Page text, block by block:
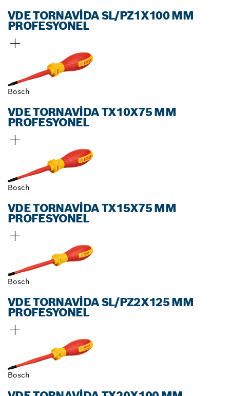
VDE TORNAVIDA SL/PZ1X100 MM
PROFESYONEL
Bosch
VDE TORNAVIDA TX10X75 MM
PROFESYONEL
Bosch
VDE TORNAVIDA TX15X75 MM
PROFESYONEL
Bosch
VDE TORNAVIDA SL/PZ2X125 MM
PROFESYONEL
Bosch